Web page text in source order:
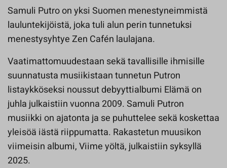
Samuli Putro on yksi Suomen menestyneimmistä
lauluntekijöistä, joka tuli alun perin tunnetuksi
menestysyhtye Zen Cafén laulajana.
Vaatimattomuudestaan sekä tavallisille ihmisille
suunnatusta musiikistaan tunnetun Putron
listaykköseksi noussut debyyttialbumi Elämä on
juhla julkaistiin vuonna 2009. Samuli Putron
musiikki on ajatonta ja se puhuttelee sekä koskettaa
yleisöä iästä riippumatta. Rakastetun muusikon
viimeisin albumi, Viime yöltä, julkaistiin syksyllä
2025.